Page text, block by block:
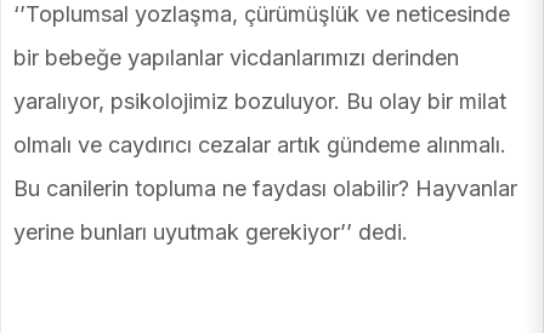
‘’Toplumsal yozlaşma, çürümüşlük ve neticesinde
bir bebeğe yapılanlar vicdanlarımızı derinden
yaralıyor, psikolojimiz bozuluyor. Bu olay bir milat
olmalı ve caydırıcı cezalar artık gündeme alınmalı.
Bu canilerin topluma ne faydası olabilir? Hayvanlar
yerine bunları uyutmak gerekiyor’’ dedi.